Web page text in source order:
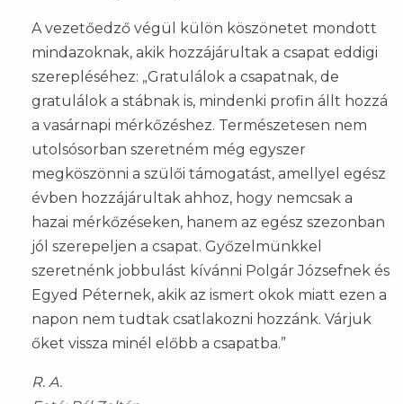
A vezetőedző végül külön köszönetet mondott
mindazoknak, akik hozzájárultak a csapat eddigi
szerepléséhez: „Gratulálok a csapatnak, de
gratulálok a stábnak is, mindenki profin állt hozzá
a vasárnapi mérkőzéshez. Természetesen nem
utolsósorban szeretném még egyszer
megköszönni a szülői támogatást, amellyel egész
évben hozzájárultak ahhoz, hogy nemcsak a
hazai mérkőzéseken, hanem az egész szezonban
jól szerepeljen a csapat. Győzelmünkkel
szeretnénk jobbulást kívánni Polgár Józsefnek és
Egyed Péternek, akik az ismert okok miatt ezen a
napon nem tudtak csatlakozni hozzánk. Várjuk
őket vissza minél előbb a csapatba.”
R. A.